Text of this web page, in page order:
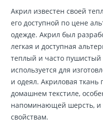
Акрил известен своей
его доступной по цене
одежде. Акрил был
легкая и доступная
теплый и часто
используется для
и одеял. Акриловая ткань
домашнем текстиле,
напоминающей шерсть, и
свойствам.